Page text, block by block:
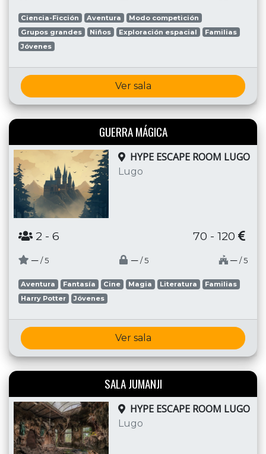
Ciencia-Ficción Aventura
Modo competición
Grupos grandes
Niños Exploración espacial
Familias
Jóvenes
Ver sala
GUERRA MÁGICA
HYPE ESCAPE ROOM LUGO
Lugo
2 - 6 70 - 120
─ / 5 ─ / 5 ─ / 5
Aventura Fantasía Cine Magia Literatura
Familias
Harry Potter
Jóvenes
Ver sala
SALA JUMANJI
HYPE ESCAPE ROOM LUGO
Lugo